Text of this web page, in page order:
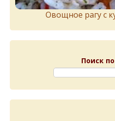
Овощное рагу с
Поиск